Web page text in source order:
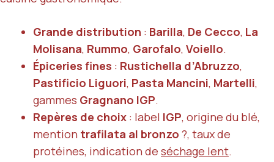
Grande distribution : Barilla, De Cecco, La
Molisana, Rummo, Garofalo, Voiello.
Épiceries fines : Rustichella d’Abruzzo,
Pastificio Liguori, Pasta Mancini, Martelli,
gammes Gragnano IGP.
Repères de choix : label IGP, origine du blé,
mention trafilata al bronzo ?, taux de
protéines, indication de séchage lent.